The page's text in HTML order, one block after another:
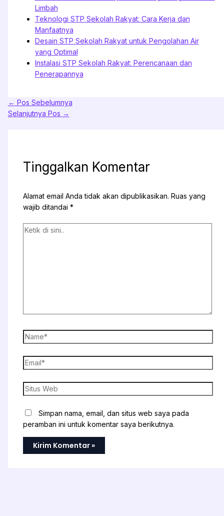
Limbah
Teknologi STP Sekolah Rakyat: Cara Kerja dan
Manfaatnya
Desain STP Sekolah Rakyat untuk Pengolahan Air
yang Optimal
Instalasi STP Sekolah Rakyat: Perencanaan dan
Penerapannya
← Pos Sebelumnya
Selanjutnya Pos →
Tinggalkan Komentar
Alamat email Anda tidak akan dipublikasikan. Ruas yang
wajib ditandai *
Ketik
Name*
Email*
Situs
Web
Simpan nama, email, dan situs web saya pada
peramban ini untuk komentar saya berikutnya.